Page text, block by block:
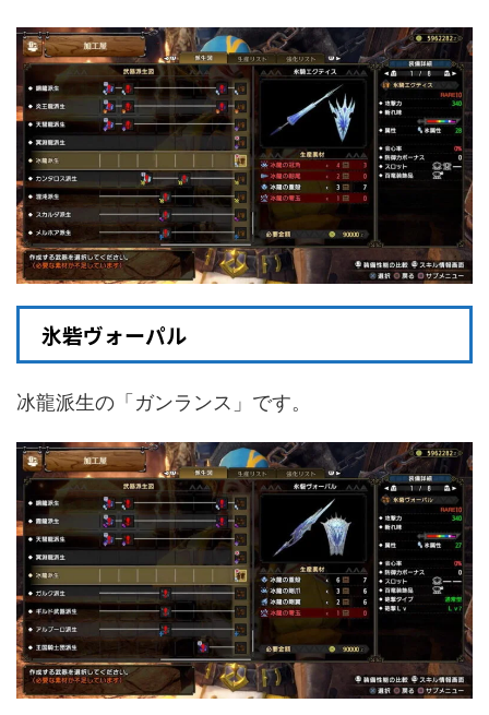
氷砦ヴォーパル
冰龍派生の「ガンランス」です。